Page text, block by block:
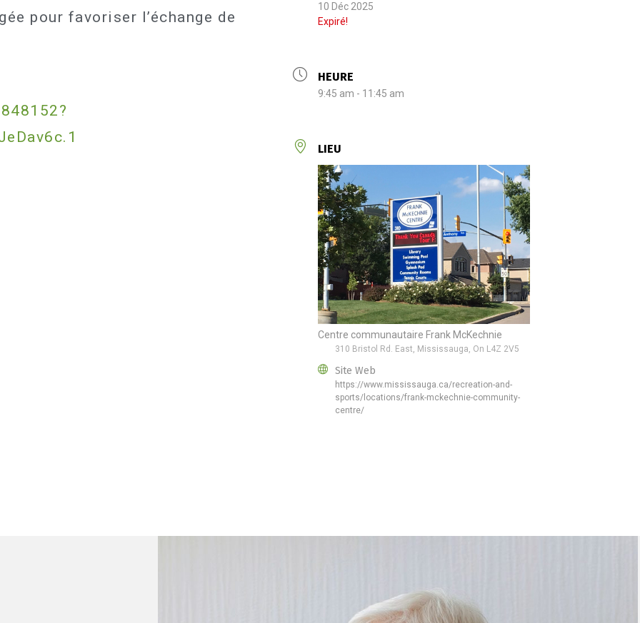
pour favoriser l’échange de
10 Déc 2025
Expiré!
HEURE
9:45 am - 11:45 am
LIEU
Centre communautaire Frank McKechnie
310 Bristol Rd. East, Mississauga, On L4Z 2V5
Site Web
https://www.mississauga.ca/recreation-and-
sports/locations/frank-mckechnie-community-
centre/